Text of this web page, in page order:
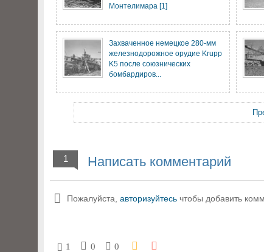
Монтелимара [1]
Захваченное немецкое 280-мм
железнодорожное орудие Krupp
K5 после союзнических
бомбардиров...
1 Написать комментарий
Пожалуйста, авторизуйтесь чтобы добавить
1 0 0